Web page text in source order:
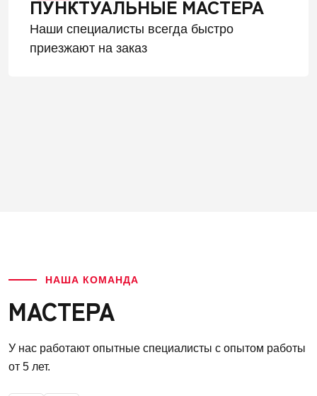
ПУНКТУАЛЬНЫЕ МАСТЕРА
Наши специалисты всегда быстро
приезжают на заказ
НАША КОМАНДА
МАСТЕРА
У нас работают опытные специалисты с опытом работы
от 5 лет.